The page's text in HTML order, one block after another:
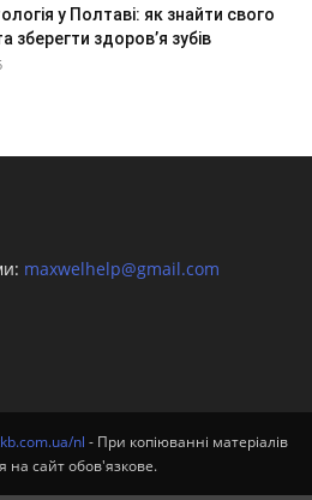
у Полтаві: як знайти свого
зберегти здоров’я зубів
maxwelhelp@gmail.com
nl - При копіюванні матеріалів
на сайт обов'язкове.